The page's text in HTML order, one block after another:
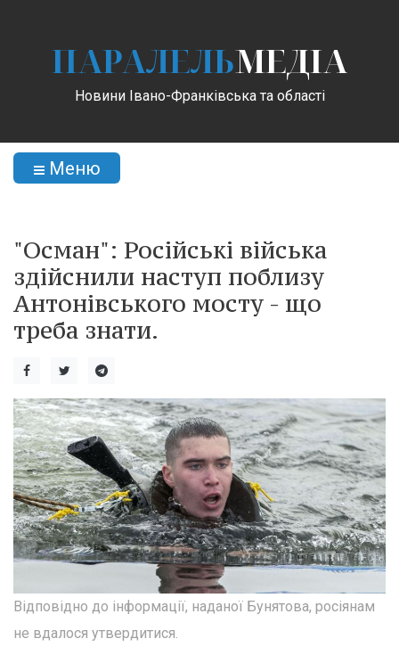
ПАРАЛЕЛЬМЕДІА
Новини Івано-Франківська та області
Меню
"Осман": Російські війська
здійснили наступ поблизу
Антонівського мосту - що
треба знати.
Відповідно до інформації, наданої Бунятова, росіянам
не вдалося утвердитися.